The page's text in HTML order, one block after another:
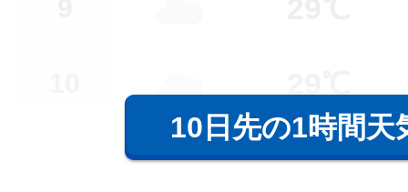
10日先の1時間天